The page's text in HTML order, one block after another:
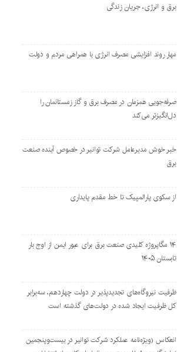
برق و انرژی، جریان زندگی
مهار روند افزایشی مصرف انرژی با همراهی مردم و دولت
صرفه‌جویی همزمان در مصرف برق و گاز زمستانمان را
دل‌انگیزتر می‌کند
خبر خوش مدیرعامل شرکت توانیر در خصوص آینده صنعت
برق
از سکوی پارالمپیک تا خط مقدم پایداری
۱۴ مگاپروژه‌ کلیدی صنعت برق برای عبور ایمن از اوج بار
تابستان ۱۴۰۵
ظرفیت نیروگاه‌های تجدیدپذیر در دولت چهاردهم، سه‌برابر
کل ظرفیت ایجاد شده در دولت‌های گذشته است
انعکاس (ویژه‌نامه عملکرد شرکت توانیر در بیست‌وپنجمین